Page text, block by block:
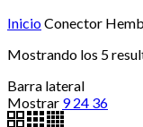
InicioConector
Mostrando los 5
Barra lateral
Mostrar 9 24 36